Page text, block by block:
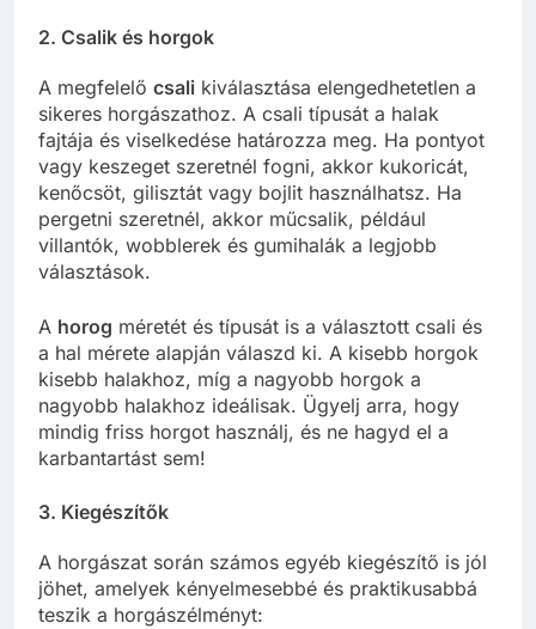
2. Csalik és horgok
A megfelelő csali kiválasztása elengedhetetlen a
sikeres horgászathoz. A csali típusát a halak
fajtája és viselkedése határozza meg. Ha pontyot
vagy keszeget szeretnél fogni, akkor kukoricát,
kenőcsöt, gilisztát vagy bojlit használhatsz. Ha
pergetni szeretnél, akkor műcsalik, például
villantók, wobblerek és gumihalák a legjobb
választások.
A horog méretét és típusát is a választott csali és
a hal mérete alapján válaszd ki. A kisebb horgok
kisebb halakhoz, míg a nagyobb horgok a
nagyobb halakhoz ideálisak. Ügyelj arra, hogy
mindig friss horgot használj, és ne hagyd el a
karbantartást sem!
3. Kiegészítők
A horgászat során számos egyéb kiegészítő is jól
jöhet, amelyek kényelmesebbé és praktikusabbá
teszik a horgászélményt: